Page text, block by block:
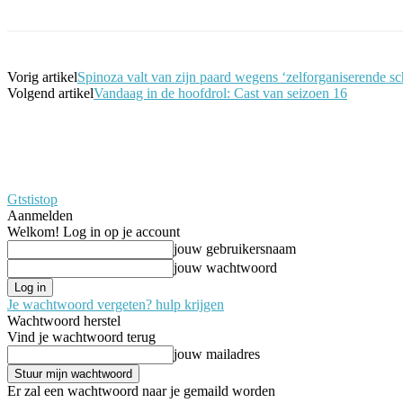
Vorig artikelSpinoza valt van zijn paard wegens ‘zelforganiserende
Volgend artikelVandaag in de hoofdrol: Cast van seizoen 16
Gtstistop
Aanmelden
Welkom! Log in op je account
jouw gebruikersnaam
jouw wachtwoord
Je wachtwoord vergeten? hulp krijgen
Wachtwoord herstel
Vind je wachtwoord terug
jouw mailadres
Er zal een wachtwoord naar je gemaild worden